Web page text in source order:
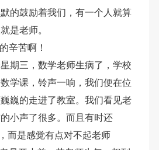
的鼓励着我们，有一个人就算
是老师。
辛苦啊！
期三，数学老师生病了，学校
学课，铃声一响，我们便在位
巍的走进了教室。我们看见老
小声了很多。而且有时还
而是感觉有点对不起老师